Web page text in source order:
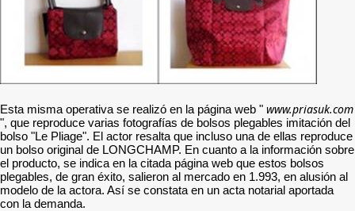
Esta misma operativa se realizó en la página web " www.priasuk.com
", que reproduce varias fotografías de bolsos plegables imitación del
bolso "Le Pliage". El actor resalta que incluso una de ellas reproduce
un bolso original de LONGCHAMP. En cuanto a la información sobre
el producto, se indica en la citada página web que estos bolsos
plegables, de gran éxito, salieron al mercado en 1.993, en alusión al
modelo de la actora. Así se constata en un acta notarial aportada
con la demanda.